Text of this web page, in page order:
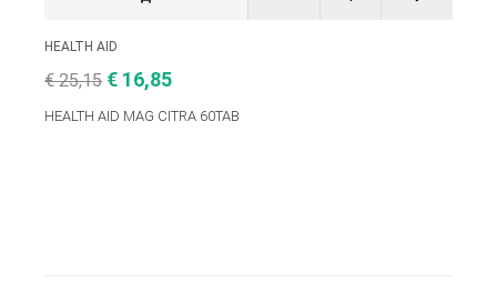
HEALTH AID
€ 25,15 € 16,85
HEALTH AID MAG CITRA 60TAB